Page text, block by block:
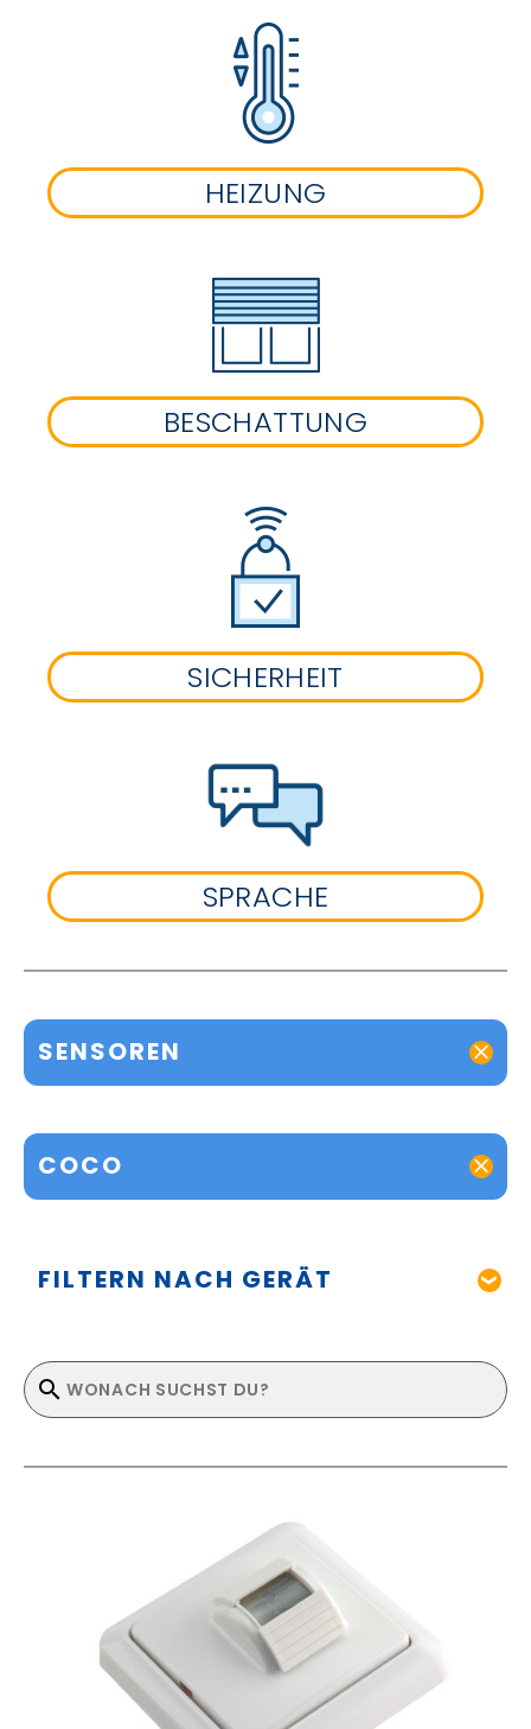
HEIZUNG
BESCHATTUNG
SICHERHEIT
SPRACHE
SENSOREN
COCO
FILTERN NACH GERÄT